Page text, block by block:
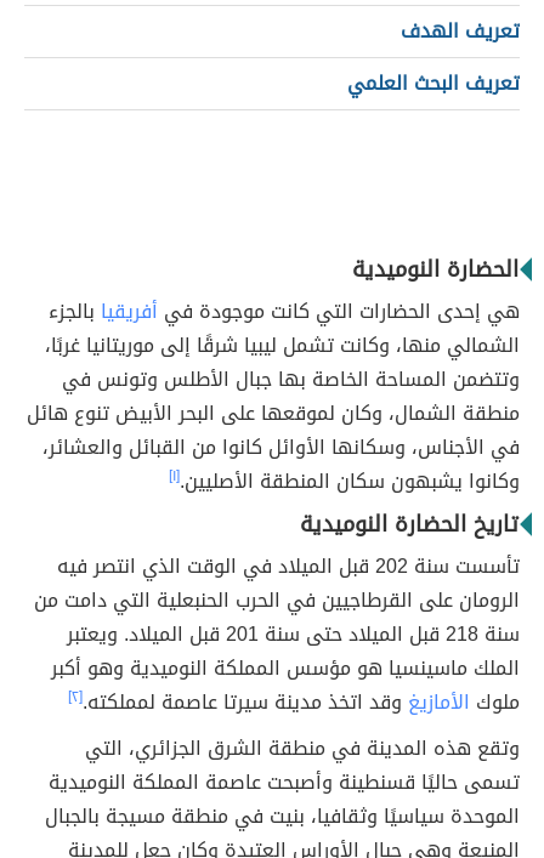
تعريف الهدف
تعريف البحث العلمي
الحضارة النوميدية
هي إحدى الحضارات التي كانت موجودة في أفريقيا بالجزء
الشمالي منها، وكانت تشمل ​​ليبيا شرقًا إلى موريتانيا غربًا،
وتتضمن المساحة الخاصة بها جبال الأطلس وتونس في
منطقة الشمال، وكان لموقعها على البحر الأبيض تنوع هائل
في الأجناس، وسكانها الأوائل كانوا من القبائل والعشائر،
وكانوا يشبهون سكان المنطقة الأصليين.[١]
تاريخ الحضارة النوميدية
تأسست سنة 202 قبل الميلاد في الوقت الذي انتصر فيه
الرومان على القرطاجيين في الحرب الحنبعلية التي دامت من
سنة 218 قبل الميلاد حتى سنة 201 قبل الميلاد. ويعتبر
الملك ماسينسيا هو مؤسس المملكة النوميدية وهو أكبر
ملوك الأمازيغ وقد اتخذ مدينة سيرتا عاصمة لمملكته.[٢]
وتقع هذه المدينة في منطقة الشرق الجزائري، التي
تسمى حاليًا قسنطينة وأصبحت عاصمة المملكة النوميدية
الموحدة سياسيًا وثقافيا، بنيت في منطقة مسيجة بالجبال
المنيعة وهي جبال الأوراس العتيدة وكان جعل للمدينة